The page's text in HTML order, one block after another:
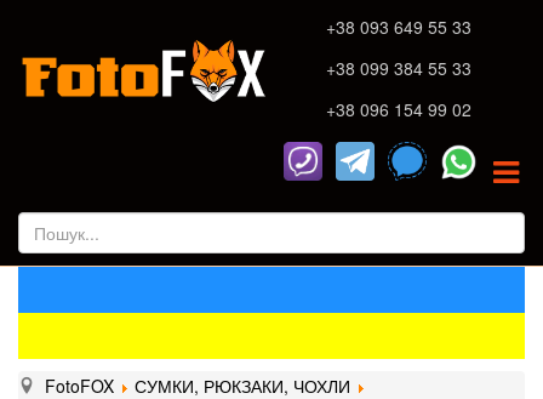
+38 093 649 55 33
+38 099 384 55 33
+38 096 154 99 02
FotoFOX
СУМКИ, РЮКЗАКИ, ЧОХЛИ